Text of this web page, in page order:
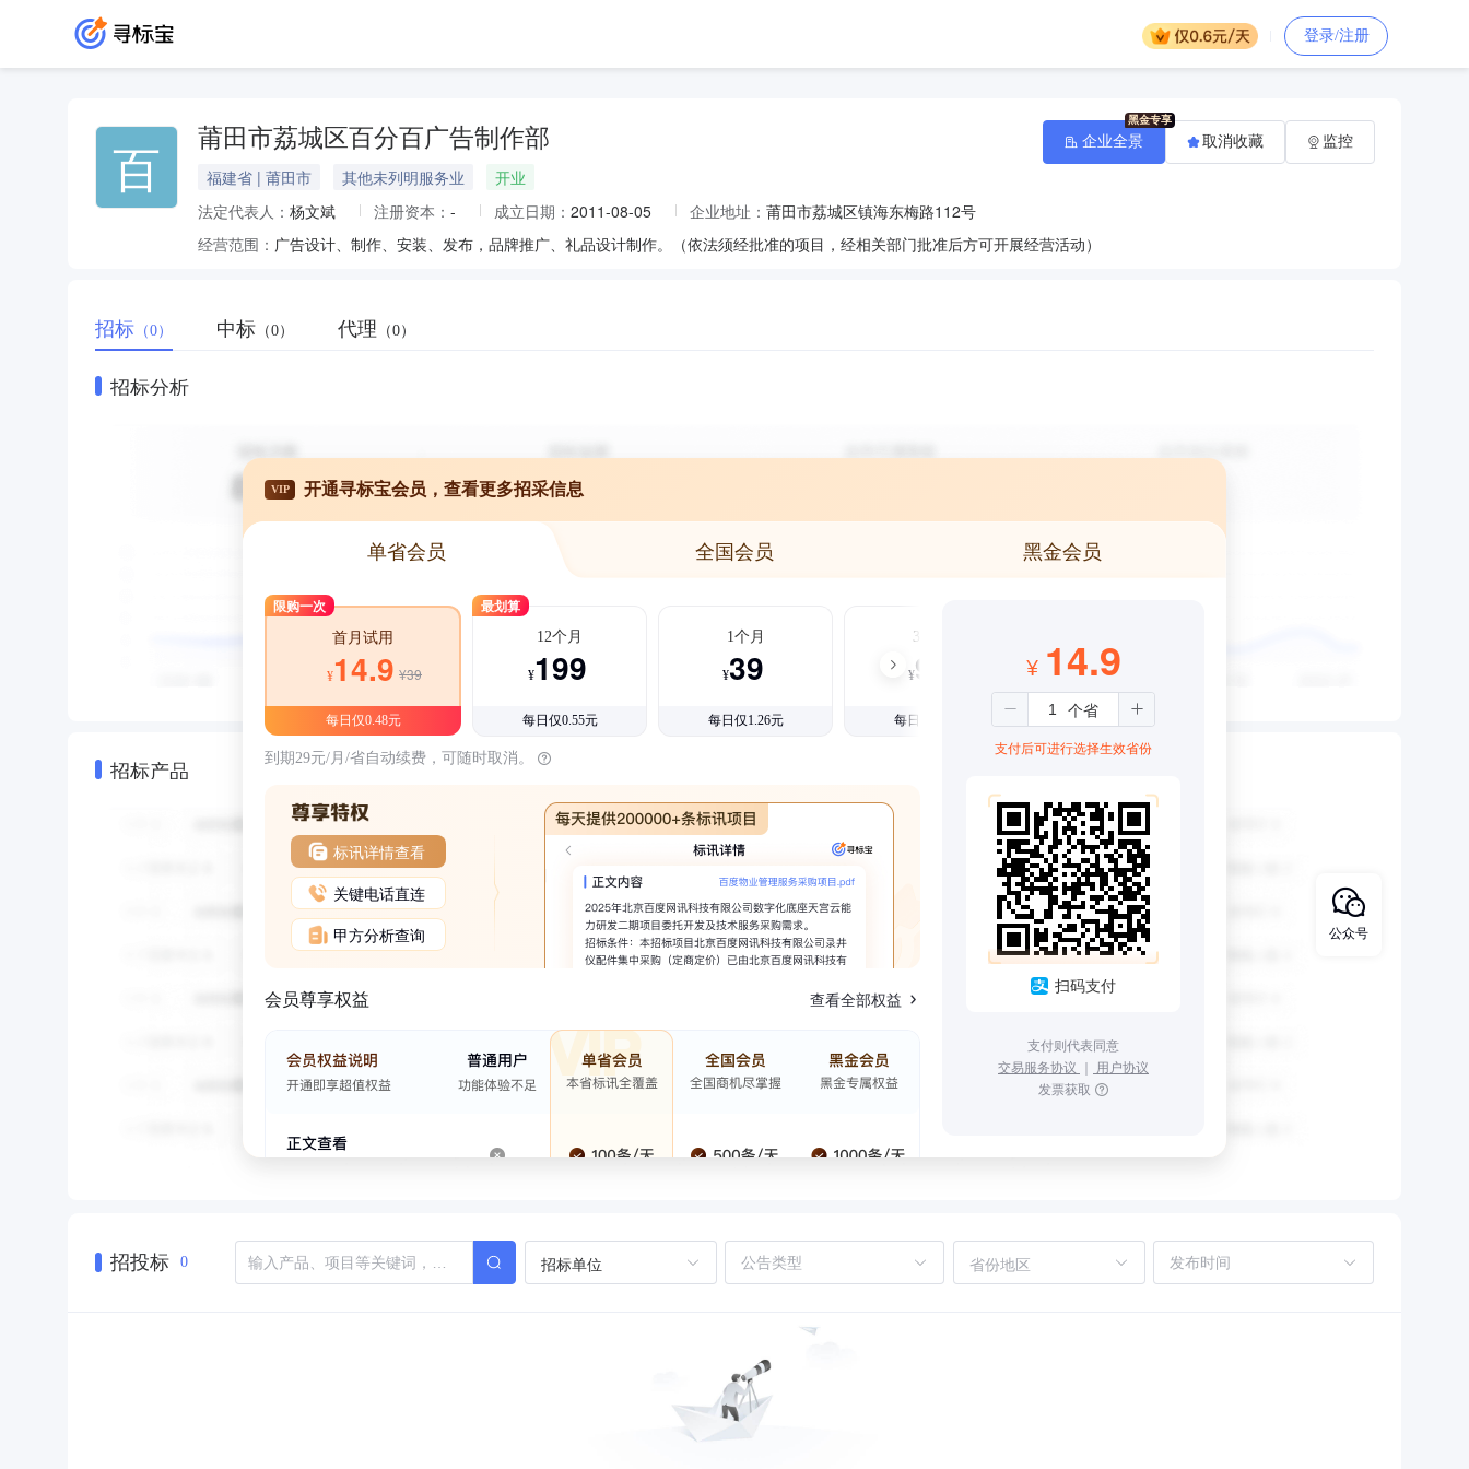
登录/注册
百 莆田市荔城区百分百广告制作部
福建省 | 莆田市 其他未列明服务业
开业
法定代表人： 杨文斌 注册资本： - 成立日期： 2011-08-05 企业地址： 莆田市荔城区镇海东梅路112号
经营范围： 广告设计、制作、安装、发布，品牌推广、礼品设计制作。（依法须经批准的项目，经相关部门批准后方可开展经营活动）
企业全景 取消收藏 监控
招标 （0） 中标 （0） 代理 （0）
招标分析
招标产品
VIP 开通寻标宝会员，查看更多招采信息
单省会员 全国会员 黑金会员
限购一次
首月试用
¥14.9 ¥39
每日仅0.48元
最划算
12个月
¥199
每日仅0.55元
1个月
¥39
每日仅1.26元
3个月
¥99
每日仅1.08元
到期29元/月/省自动续费，可随时取消。
标讯详情查看
关键电话直连
甲方分析查询
会员尊享权益 查看全部权益
¥ 14.9
支付后可进行选择生效省份
扫码支付
支付则代表同意
交易服务协议 ｜ 用户协议
发票获取
招投标 0 招标单位 省份地区
公众号